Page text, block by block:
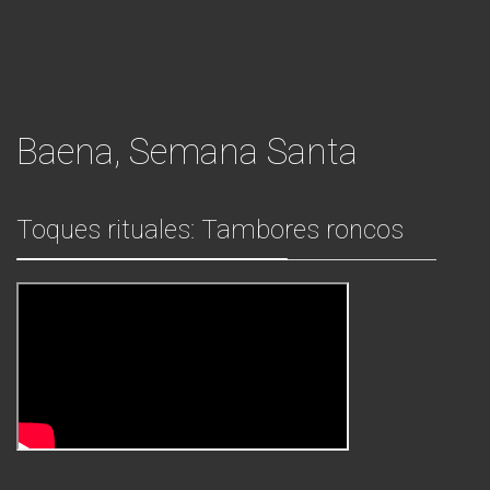
Baena, Semana Santa
Toques rituales: Tambores roncos